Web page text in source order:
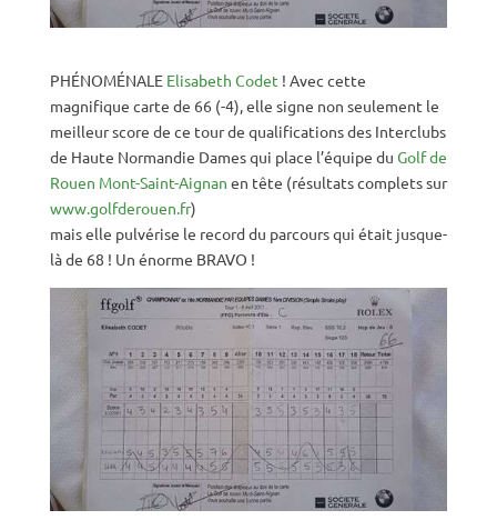
PHÉNOMÉNALE Elisabeth Codet ! Avec cette
magnifique carte de 66 (-4), elle signe non seulement le
meilleur score de ce tour de qualifications des Interclubs
de Haute Normandie Dames qui place l’équipe du Golf de
Rouen Mont-Saint-Aignan en tête (résultats complets sur
www.golfderouen.fr)
mais elle pulvérise le record du parcours qui était jusque-
là de 68 ! Un énorme BRAVO !